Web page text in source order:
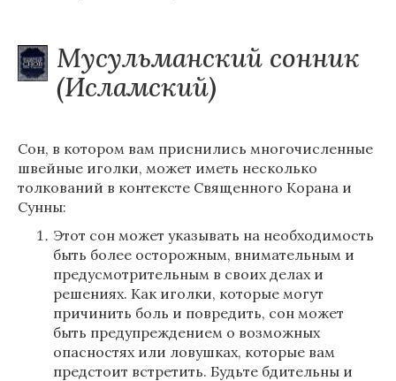
Мусульманский сонник
(Исламский)
Сон, в котором вам приснились многочисленные
швейные иголки, может иметь несколько
толкований в контексте Священного Корана и
Сунны:
Этот сон может указывать на необходимость
быть более осторожным, внимательным и
предусмотрительным в своих делах и
решениях. Как иголки, которые могут
причинить боль и повредить, сон может
быть предупреждением о возможных
опасностях или ловушках, которые вам
предстоит встретить. Будьте бдительны и